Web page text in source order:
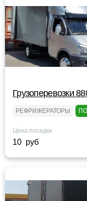
Грузоперевозки
РЕФРИЖЕРАТОРЫ
Цена посадки
10 руб